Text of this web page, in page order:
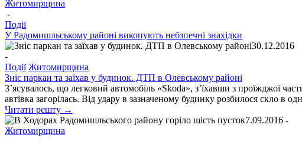
Житомирщина
-
Події
У Радомишльському районі викопують небзпечні знахідки
30.12.2016
-
Події Житомирщина
Зніс паркан та заїхав у будинок. ДТП в Олевському районі
З’ясувалось, що легковий автомобіль «Skoda», з’їхавши з проїжджої
автівка загорілась. Від удару в зазначеному будинку розбилося скло в
Читати решту →
7.09.2016 -
Житомирщина